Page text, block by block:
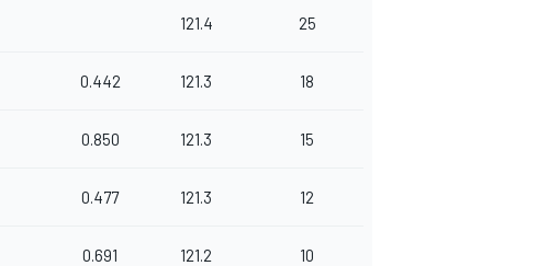
121.4 25
0.442 121.3 18
0.850 121.3 15
0.477 121.3 12
0.691 121.2 10